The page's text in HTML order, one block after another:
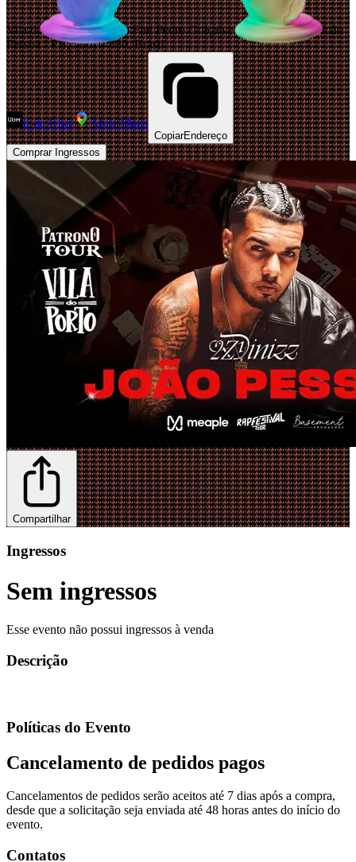
Vila do Porto, Praça São Frei Pedro Golçalves, 8 - Varadouro, João
Pessoa - PB, 58010-480, Brasil
Ir de Uber Abrir Maps
CopiarEndereço
Comprar Ingressos
Compartilhar
Ingressos
Sem ingressos
Esse evento não possui ingressos à venda
Descrição
Políticas do Evento
Cancelamento de pedidos pagos
Cancelamentos de pedidos serão aceitos até 7 dias após a compra,
desde que a solicitação seja enviada até 48 horas antes do início do
evento.
Contatos